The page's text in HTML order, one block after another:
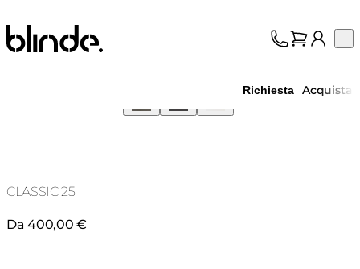
Blinde Design
Professionisti
Richiesta Acquista
CLASSIC 25
Da 400,00 €